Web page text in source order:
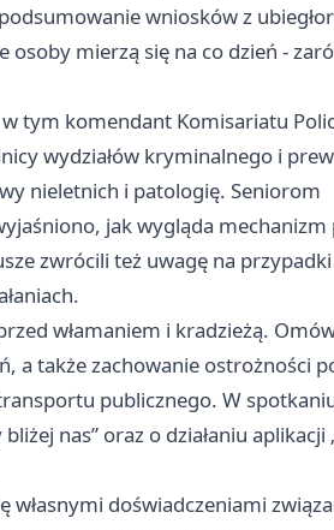
wniosków z
mierzą się na co dzień -
tym komendant Komisariatu
wydziałów kryminalnego i
nieletnich i patologię. Seniorom
jak wygląda
zwrócili też uwagę na przypadki
włamaniem i kradzieżą.
a także zachowanie ostrożności
publicznego. W
nas” oraz o działaniu aplikacji
własnymi doświadczeniami